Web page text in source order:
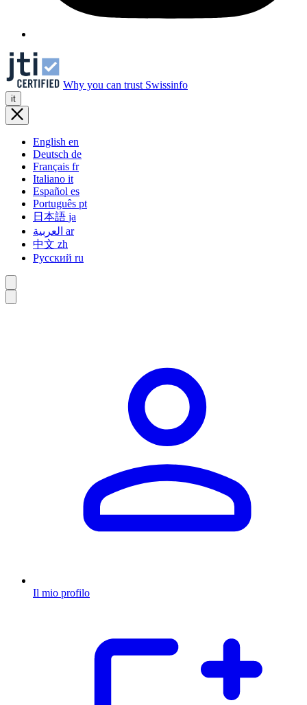
Why you can trust Swissinfo
it
English en
Deutsch de
Français fr
Italiano it
Español es
Português pt
日本語 ja
ar
中文 zh
Русский ru
Il mio profilo